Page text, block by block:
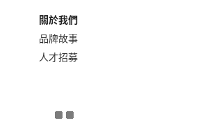
關於我們
品牌故事
人才招募